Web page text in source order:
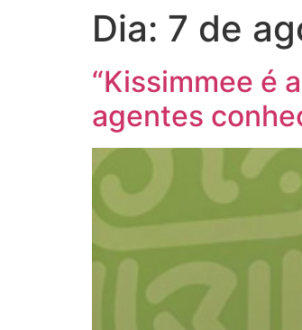
Dia: 7 de
“Kissimmee é
agentes